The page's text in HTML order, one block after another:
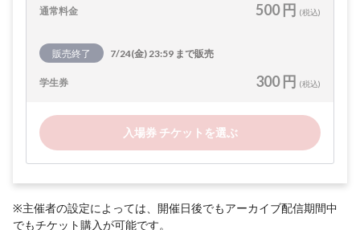
通常料金 500 円 (税込)
販売終了 7/24(金) 23:59 まで販売
学生券 300 円 (税込)
入場券 チケットを選ぶ
※主催者の設定によっては、開催日後でもアーカイブ配信期間中
でもチケット購入が可能です。